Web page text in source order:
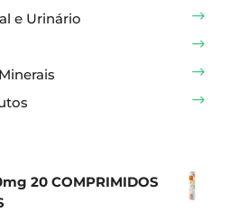
e Urinário
20 COMPRIMIDOS